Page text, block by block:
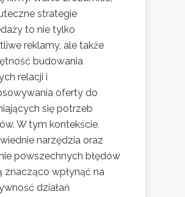
strategie
to nie tylko
reklamy, ale także
budowania
relacji i
oferty do
się potrzeb
W tym kontekście,
narzędzia oraz
powszechnych błędów
znacząco wpłynąć na
działań